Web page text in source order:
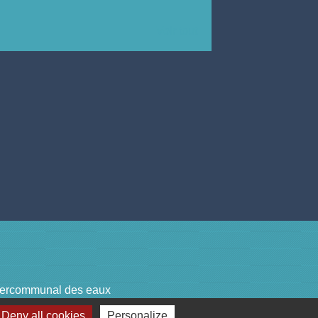
des eaux
du Crestois et du Pays de Saillans
Deny all cookies Personalize